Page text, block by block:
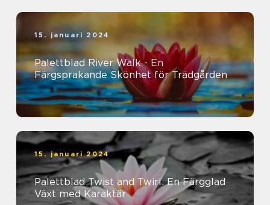
15. januari 2024
Palettblad River Walk - En
Färgsprakande Skönhet för Trädgården
15. januari 2024
Palettblad Twist and Twirl: En Färgglad
Växt med Karaktär